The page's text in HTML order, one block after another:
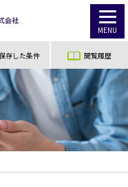
MENU
存した条件 閲覧履歴